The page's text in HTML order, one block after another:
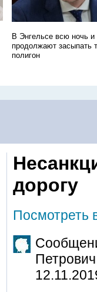
В Энгельсе всю ночь и
продолжают засыпать
полигон
дорогу
Посмотреть
Петрович